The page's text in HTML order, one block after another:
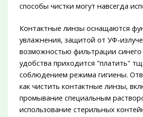
способы чистки могут навсегда
Контактные линзы оснащаются
увлажнения, защитой от УФ-
возможностью фильтрации синего
удобства приходится "платить"
соблюдением режима гигиены.
как чистить контактные линзы,
промывание специальным
использование стерильных